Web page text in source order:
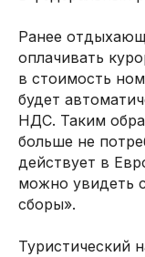
Ранее
оплачивать
в стоимость
будет
НДС. Таким
больше не
действует в
можно увидеть
сборы».
Туристический